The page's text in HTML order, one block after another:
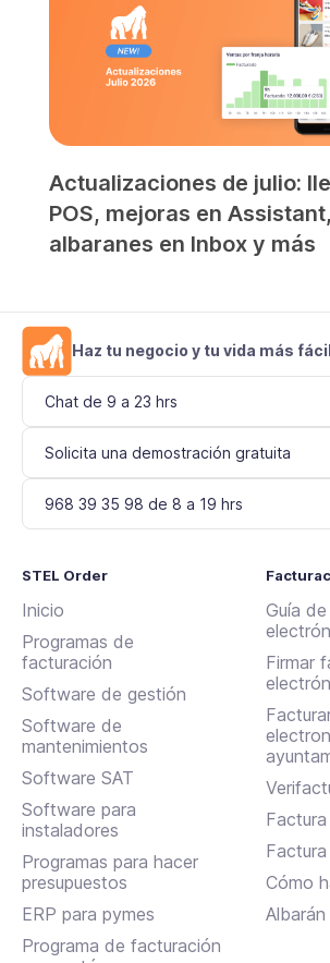
Actualizaciones de julio:
POS, mejoras en Assistant,
albaranes en Inbox y más
Haz tu negocio y tu vida más fácil
Chat de 9 a 23 hrs
Solicita una demostración gratuita
968 39 35 98 de 8 a 19 hrs
STEL Order
Inicio
Programas de
facturación
Software de gestión
Software de
mantenimientos
Software SAT
Software para
instaladores
Programas para hacer
presupuestos
ERP para pymes
Programa de facturación
Guía
Firmar
Cómo
Albarán